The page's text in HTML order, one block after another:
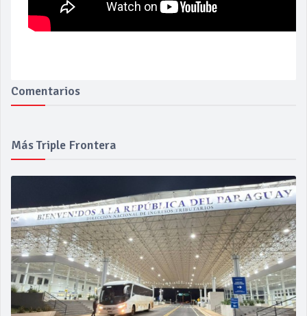
Comentarios
Más Triple Frontera